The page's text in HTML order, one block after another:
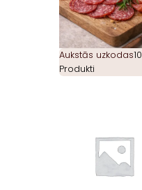
Aukstās uzkodas10
Produkti